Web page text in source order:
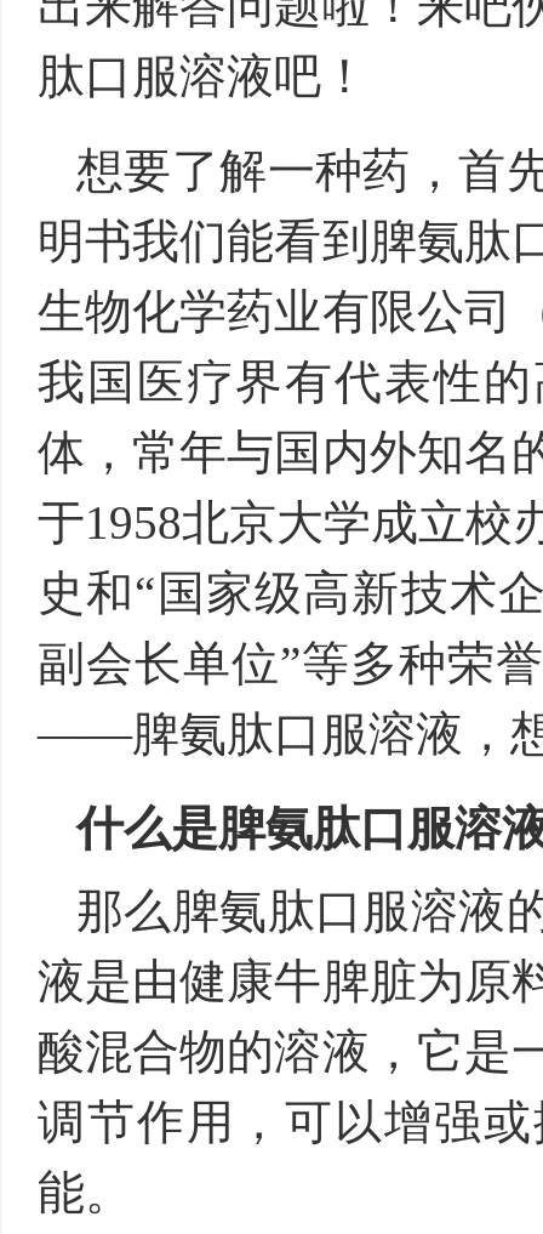
肽口服溶液吧！
想要了解一种药，首
明书我们能看到脾氨肽
生物化学药业有限公司
我国医疗界有代表性
体，常年与国内外知名
于1958北京大学成立校
史和“国家级高新技术
副会长单位”等多种荣
——脾氨肽口服溶液，
什么是脾氨肽口服溶
那么脾氨肽口服溶液
液是由健康牛脾脏为原
酸混合物的溶液，它是
调节作用，可以增强
能。